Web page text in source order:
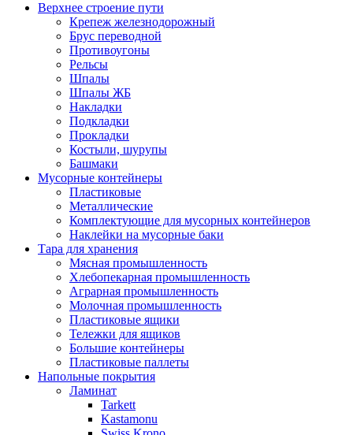
Верхнее строение пути
Крепеж железнодорожный
Брус переводной
Противоугоны
Рельсы
Шпалы
Шпалы ЖБ
Накладки
Подкладки
Прокладки
Костыли, шурупы
Башмаки
Мусорные контейнеры
Пластиковые
Металлические
Комплектующие для мусорных контейнеров
Наклейки на мусорные баки
Тара для хранения
Мясная промышленность
Хлебопекарная промышленность
Аграрная промышленность
Молочная промышленность
Пластиковые ящики
Тележки для ящиков
Большие контейнеры
Пластиковые паллеты
Напольные покрытия
Ламинат
Tarkett
Kastamonu